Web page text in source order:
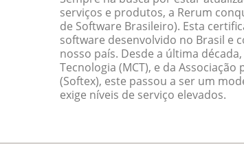
serviços e produtos, a Rerum
de Software Brasileiro). Esta
software desenvolvido no Brasil e
nosso país. Desde a última
Tecnologia (MCT), e da
(Softex), este passou a ser um
exige níveis de serviço elevados.